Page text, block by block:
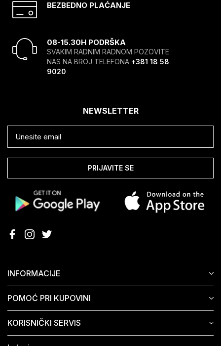
BEZBEDNO PLAĆANJE
08-15.30H PODRŠKA
SVAKIM RADNIM RADNOM POZOVITE
NAS NA BROJ TELEFONA +381 18 58
9020
INFORMACIJE
POMOĆ PRI KUPOVINI
KORISNIČKI SERVIS
NEWSLETTER
PRIJAVITE SE